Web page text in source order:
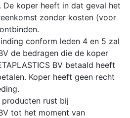
De koper heeft in dat geval het
zonder kosten (voor
conform leden 4 en 5 zal
de bedragen die de koper
BV betaald heeft
Koper heeft geen recht
rust bij
tot het moment van